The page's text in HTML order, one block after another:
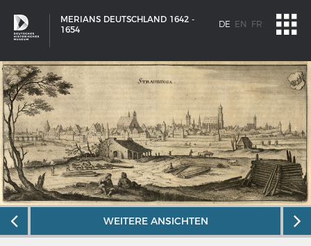
MERIANS DEUTSCHLAND 1642 -
1654
DE EN FR
WEITERE ANSICHTEN